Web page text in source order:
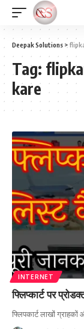
Deepak Solutions >
Tag:
kare
INTERNET
फ्लिप्कार्ट पर
फ्लिपकार्ट लाखों